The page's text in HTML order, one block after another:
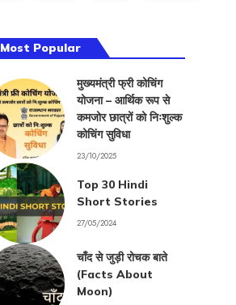
Most Popular
मुख्यमंत्री फ्री कोचिंग
योजना – आर्थिक रूप से
कमजोर छात्रों को निःशुल्क
कोचिंग सुविधा
23/10/2025
Top 30 Hindi
Short Stories
27/05/2024
चाँद से जुड़ी रोचक बाते
(Facts About
Moon)